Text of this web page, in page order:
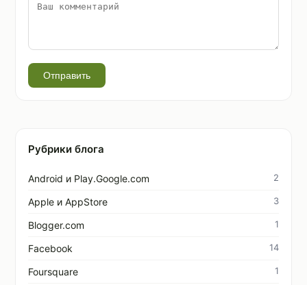
Отправить
Рубрики блога
Android и Play.Google.com 2
Apple и AppStore 3
Blogger.com 1
Facebook 14
Foursquare 1